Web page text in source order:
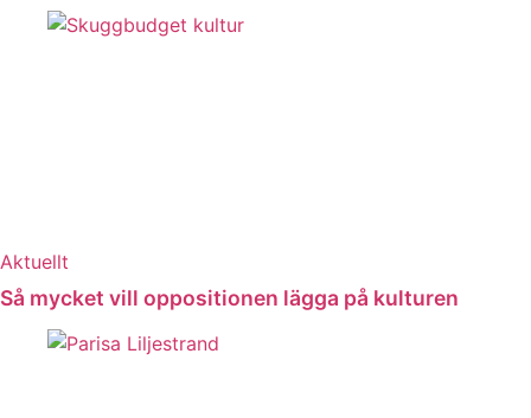
Aktuellt
Så mycket vill oppositionen lägga på kulturen